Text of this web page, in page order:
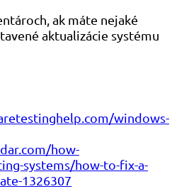
ak máte nejaké
aktualizácie systému
windows-
how-
systems/how-to-fix-a-
1326307